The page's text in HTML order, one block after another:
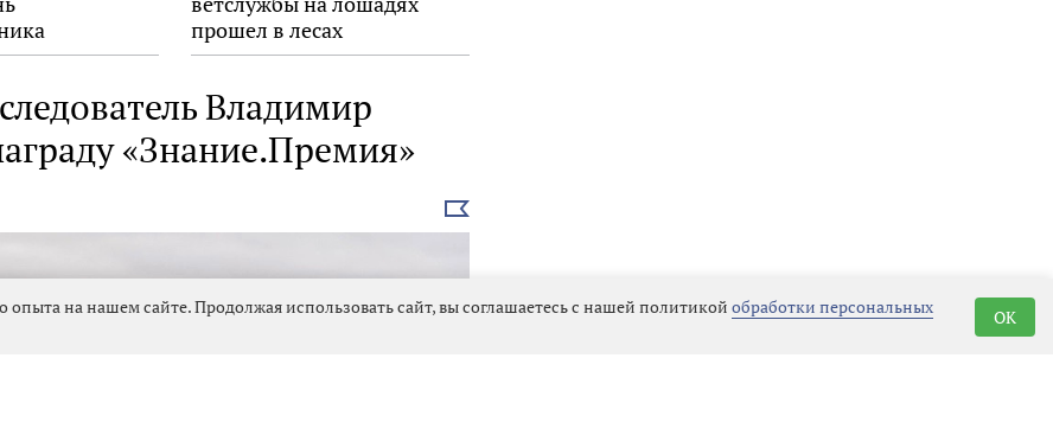
прошел в лесах
Выборгского района
Владимир
«Знание.Премия»
Выбрать
новость
на нашем сайте. Продолжая использовать сайт, вы соглашаетесь с нашей политикой обработки персональных
OK